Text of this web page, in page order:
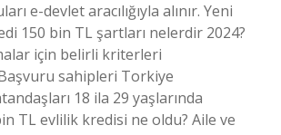
e-devlet aracılığıyla alınır. Yeni
150 bin TL şartları nelerdir 2024?
için belirli kriterleri
Başvuru sahipleri Torkiye
18 ila 29 yaşlarında
TL evlilik kredisi ne oldu? Aile ve